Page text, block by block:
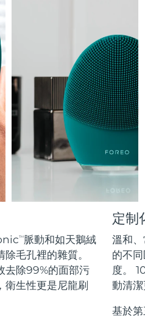
TM脈動和如天鵝絨
毛孔裡的雜質。
去除99%的面部污
衛生性更是尼龍刷
定制
溫和
的不
度。
動清
基於
treatments
Pro Max
IPL hair removal device
go
IPL hair removal
Prep Gel
removal gel
body toning
brush
serum
serum
2 plus
LED therapy
device
Blemish Solution
acne gel
設備
& lips
line smoothing device
massager
care treatment
.
護發
massager
advanced
Whitening Set
device & 18% PAP gel
8/12/26
預計送達日期8/8/26
預計送達日期8/12/26
預計送達日期8/8/26
預計送達日期 8/9/26
8/8/26
預計送達日期 8/6/26
預計送達日期 8/8/26
預計送達日期 8/10/26